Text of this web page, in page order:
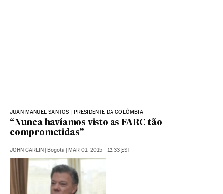
JUAN MANUEL SANTOS | PRESIDENTE DA COLÔMBIA
“Nunca havíamos visto as FARC tão
comprometidas”
JOHN CARLIN | Bogotá | MAR 01, 2015 - 12:33 EST